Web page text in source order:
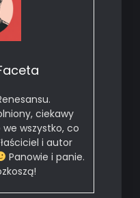
ciekawy
wszystko, co
i autor
Panowie i panie.